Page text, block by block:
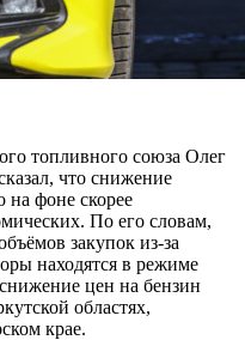
топливного союза Олег
что снижение
на фоне скорее
По его словам,
закупок из-за
находятся в режиме
цен на бензин
областях,
крае.